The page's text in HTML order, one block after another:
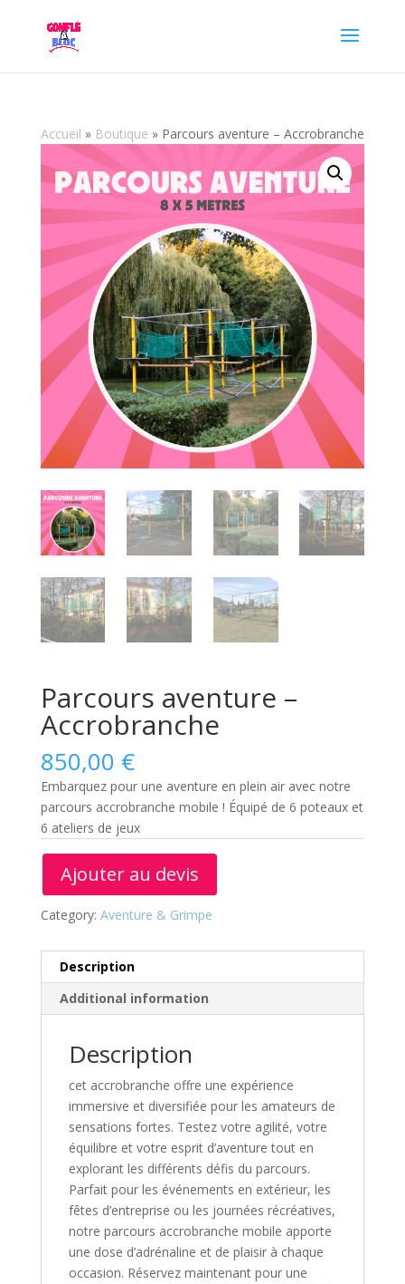
Accueil » Boutique » Parcours aventure – Accrobranche
Parcours aventure –
Accrobranche
850,00 €
Embarquez pour une aventure en plein air avec notre
parcours accrobranche mobile ! Équipé de 6 poteaux et
6 ateliers de jeux
Ajouter au devis
Category: Aventure & Grimpe
Description
Additional information
Description
cet accrobranche offre une expérience
immersive et diversifiée pour les amateurs de
sensations fortes. Testez votre agilité, votre
équilibre et votre esprit d’aventure tout en
explorant les différents défis du parcours.
Parfait pour les événements en extérieur, les
fêtes d’entreprise ou les journées récréatives,
notre parcours accrobranche mobile apporte
une dose d’adrénaline et de plaisir à chaque
occasion. Réservez maintenant pour une